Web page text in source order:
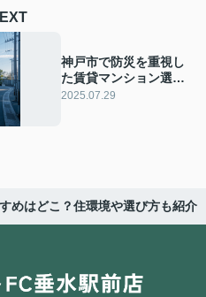
神戸市で防災を重視し
た賃貸マンション選び
は？設備や周辺環境の
2025.07.29
めはどこ？住環境や選び方も紹介